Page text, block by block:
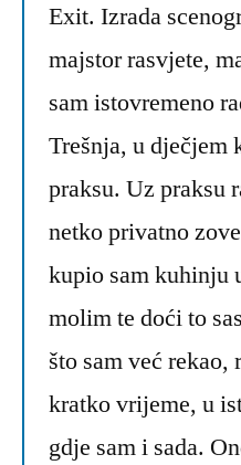
Exit. Izrada
majstor rasvjete,
sam istovremeno
Trešnja, u dječjem
praksu. Uz praksu
netko privatno
kupio sam kuhinju
molim te doći to
što sam već
kratko vrijeme, u
gdje sam i sada.